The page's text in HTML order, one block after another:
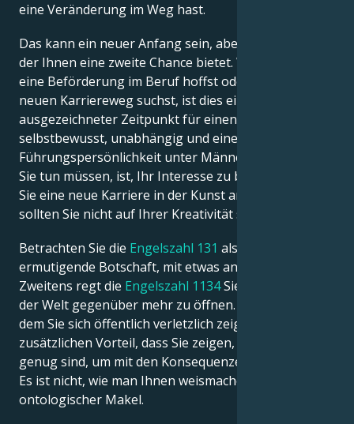
eine Veränderung im Weg hast.
Das kann ein neuer Anfang sein, aber auch jemand,
der Ihnen eine zweite Chance bietet. Wenn du auf
eine Beförderung im Beruf hoffst oder nach einem
neuen Karriereweg suchst, ist dies ein
ausgezeichneter Zeitpunkt für einen Sprung. Sie sind
selbstbewusst, unabhängig und eine
Führungspersönlichkeit unter Männern. Alles, was
Sie tun müssen, ist, Ihr Interesse zu bekunden. Wenn
Sie eine neue Karriere in der Kunst anstreben,
sollten Sie nicht auf Ihrer Kreativität sitzen bleiben.
Betrachten Sie die Engelszahl 131 als eine
ermutigende Botschaft, mit etwas anzufangen.
Zweitens regt die Engelszahl 1134Sie dazu an, sich
der Welt gegenüber mehr zu öffnen. Ein Ansatz, bei
dem Sie sich öffentlich verletzlich zeigen, hat den
zusätzlichen Vorteil, dass Sie zeigen, dass Sie stark
genug sind, um mit den Konsequenzen umzugehen.
Es ist nicht, wie man Ihnen weismachen will, ein
ontologischer Makel.